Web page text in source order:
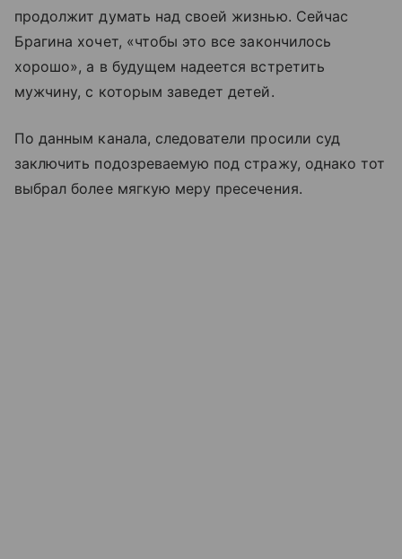
продолжит думать над своей жизнью. Сейчас
Брагина хочет, «чтобы это все закончилось
хорошо», а в будущем надеется встретить
мужчину, с которым заведет детей.
По данным канала, следователи просили суд
заключить подозреваемую под стражу, однако тот
выбрал более мягкую меру пресечения.